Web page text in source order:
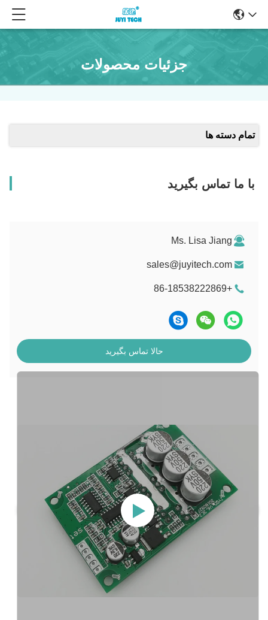
جزئیات محصولات
تمام دسته ها
با ما تماس بگیرید
Ms. Lisa Jiang
sales@juyitech.com
+86-18538222869
حالا تماس بگیرید